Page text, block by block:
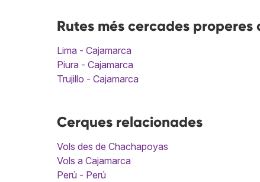
Rutes més cercades
Lima - Cajamarca
Piura - Cajamarca
Trujillo - Cajamarca
Cerques relacionades
Vols des de Chachapoyas
Vols a Cajamarca
Perú - Perú